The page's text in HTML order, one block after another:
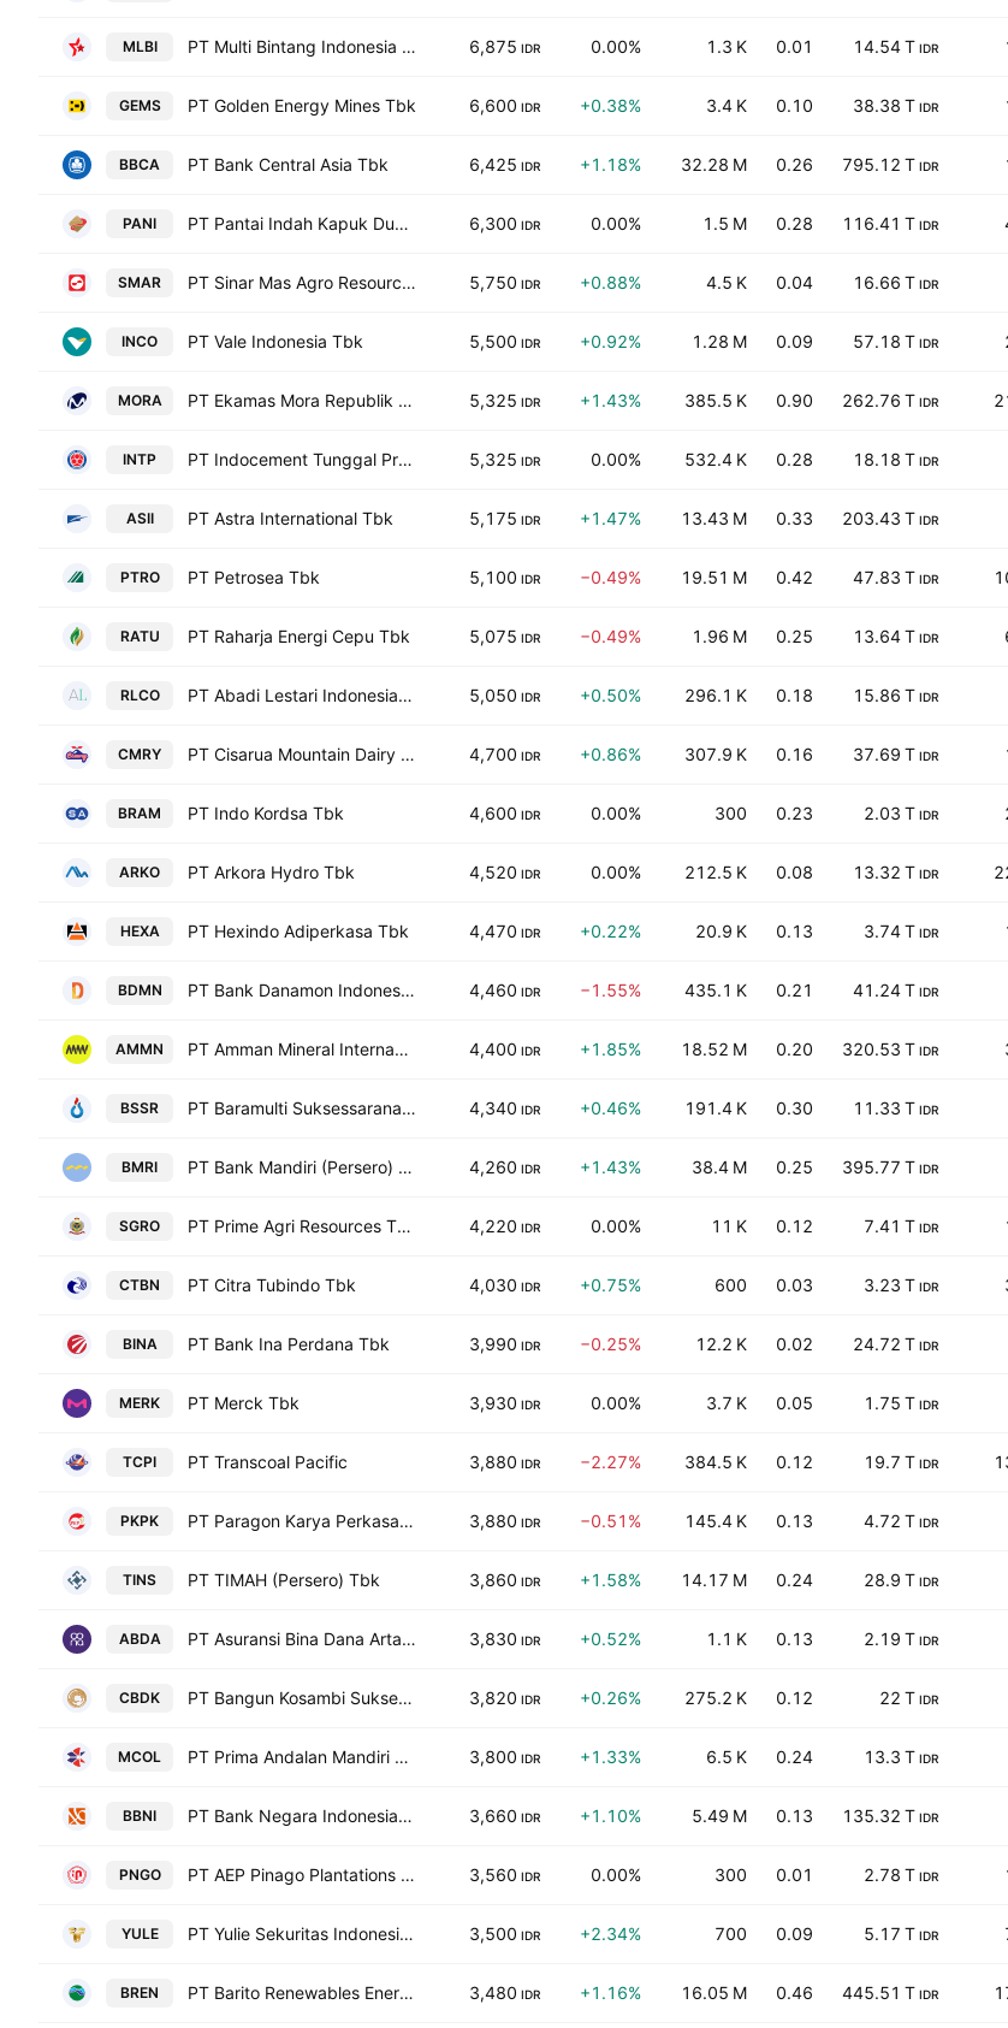
MLBI PT Multi Bintang Indonesia Tbk 6,875 IDR 0.00% 1.3 K 0.01 14.54 T IDR
GEMS PT Golden Energy Mines Tbk 6,600 IDR +0.38% 3.4 K 0.10 38.38 T IDR
BBCA PT Bank Central Asia Tbk 6,425 IDR +1.18% 32.28 M 0.26 795.12 T IDR
PANI PT Pantai Indah Kapuk Dua Tbk 6,300 IDR 0.00% 1.5 M 0.28 116.41 T IDR
SMAR PT Sinar Mas Agro Resources & Technology Tbk 5,750 IDR +0.88% 4.5 K 0.04 16.66 T IDR
INCO PT Vale Indonesia Tbk 5,500 IDR +0.92% 1.28 M 0.09 57.18 T IDR
MORA PT Ekamas Mora Republik Tbk 5,325 IDR +1.43% 385.5 K 0.90 262.76 T IDR
INTP PT Indocement Tunggal Prakarsa Tbk 5,325 IDR 0.00% 532.4 K 0.28 18.18 T IDR
ASII PT Astra International Tbk 5,175 IDR +1.47% 13.43 M 0.33 203.43 T IDR
PTRO PT Petrosea Tbk 5,100 IDR −0.49% 19.51 M 0.42 47.83 T IDR
RATU PT Raharja Energi Cepu Tbk 5,075 IDR −0.49% 1.96 M 0.25 13.64 T IDR
RLCO PT Abadi Lestari Indonesia Tbk 5,050 IDR +0.50% 296.1 K 0.18 15.86 T IDR
CMRY PT Cisarua Mountain Dairy Tbk 4,700 IDR +0.86% 307.9 K 0.16 37.69 T IDR
BRAM PT Indo Kordsa Tbk 4,600 IDR 0.00% 300 0.23 2.03 T IDR
ARKO PT Arkora Hydro Tbk 4,520 IDR 0.00% 212.5 K 0.08 13.32 T IDR
HEXA PT Hexindo Adiperkasa Tbk 4,470 IDR +0.22% 20.9 K 0.13 3.74 T IDR
BDMN PT Bank Danamon Indonesia Tbk Class A 4,460 IDR −1.55% 435.1 K 0.21 41.24 T IDR
AMMN PT Amman Mineral Internasional Tbk 4,400 IDR +1.85% 18.52 M 0.20 320.53 T IDR
BSSR PT Baramulti Suksessarana Tbk 4,340 IDR +0.46% 191.4 K 0.30 11.33 T IDR
BMRI PT Bank Mandiri (Persero) Tbk 4,260 IDR +1.43% 38.4 M 0.25 395.77 T IDR
SGRO PT Prime Agri Resources Tbk 4,220 IDR 0.00% 11 K 0.12 7.41 T IDR
CTBN PT Citra Tubindo Tbk 4,030 IDR +0.75% 600 0.03 3.23 T IDR
BINA PT Bank Ina Perdana Tbk 3,990 IDR −0.25% 12.2 K 0.02 24.72 T IDR
MERK PT Merck Tbk 3,930 IDR 0.00% 3.7 K 0.05 1.75 T IDR
TCPI PT Transcoal Pacific 3,880 IDR −2.27% 384.5 K 0.12 19.7 T IDR
PKPK PT Paragon Karya Perkasa Tbk 3,880 IDR −0.51% 145.4 K 0.13 4.72 T IDR
TINS PT TIMAH (Persero) Tbk 3,860 IDR +1.58% 14.17 M 0.24 28.9 T IDR
ABDA PT Asuransi Bina Dana Arta Tbk Class A 3,830 IDR +0.52% 1.1 K 0.13 2.19 T IDR
CBDK PT Bangun Kosambi Sukses Tbk 3,820 IDR +0.26% 275.2 K 0.12 22 T IDR
MCOL PT Prima Andalan Mandiri Tbk 3,800 IDR +1.33% 6.5 K 0.24 13.3 T IDR
BBNI PT Bank Negara Indonesia (Persero) Tbk Class B 3,660 IDR +1.10% 5.49 M 0.13 135.32 T IDR
PNGO PT AEP Pinago Plantations Tbk 3,560 IDR 0.00% 300 0.01 2.78 T IDR
YULE PT Yulie Sekuritas Indonesia Tbk 3,500 IDR +2.34% 700 0.09 5.17 T IDR
BREN PT Barito Renewables Energy Tbk 3,480 IDR +1.16% 16.05 M 0.46 445.51 T IDR